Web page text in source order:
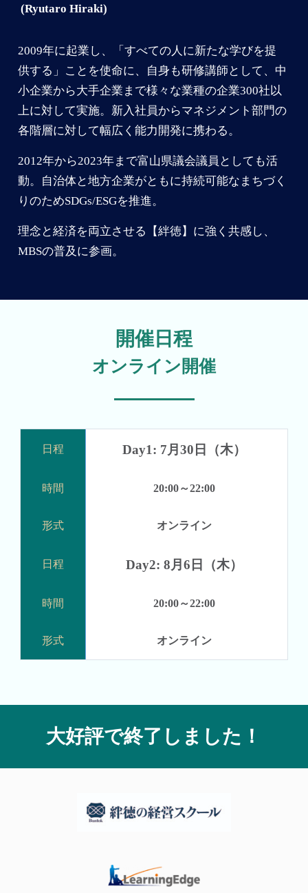
(Ryutaro Hiraki)
2009年に起業し、「すべての人に新たな学びを提
供する」ことを使命に、自身も研修講師として、中
小企業から大手企業まで様々な業種の企業300社以
上に対して実施。新入社員からマネジメント部門の
各階層に対して幅広く能力開発に携わる。
2012年から2023年まで富山県議会議員としても活
動。自治体と地方企業がともに持続可能なまちづく
りのためSDGs/ESGを推進。
理念と経済を両立させる【絆徳】に強く共感し、
MBSの普及に参画。
開催日程
オンライン開催
Day1: 7月30日（木）
20:00～22:00
オンライン
Day2: 8月6日（木）
20:00～22:00
オンライン
大好評で終了しました！